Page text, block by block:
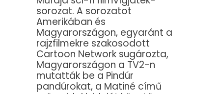
sorozat. A sorozatot
Amerikában és
Magyarországon, egyaránt a
rajzfilmekre szakosodott
Cartoon Network sugározta,
Magyarországon a TV2-n
mutatták be a Pindúr
pandúrokat, a Matiné című